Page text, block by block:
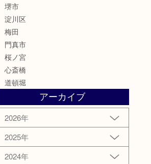
堺市
淀川区
梅田
門真市
桜ノ宮
心斎橋
道頓堀
アーカイブ
2026年
2025年
2024年